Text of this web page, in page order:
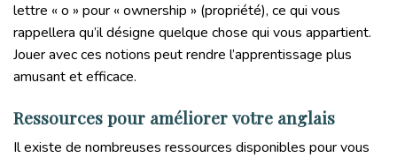
lettre « o » pour « ownership » (propriété), ce qui vous
rappellera qu’il désigne quelque chose qui vous appartient.
Jouer avec ces notions peut rendre l’apprentissage plus
amusant et efficace.
Ressources pour améliorer votre anglais
Il existe de nombreuses ressources disponibles pour vous